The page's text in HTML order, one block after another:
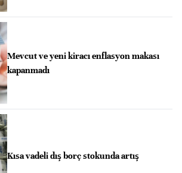
Mevcut ve yeni kiracı enflasyon makası
kapanmadı
Kısa vadeli dış borç stokunda artış